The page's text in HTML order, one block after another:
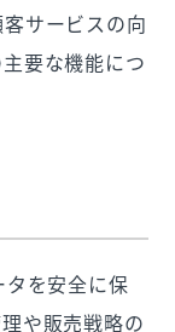
サービスの向
要な機能につ
を安全に保
や販売戦略の